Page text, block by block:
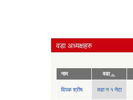
वडा अध्यक्षहरु
नाम वडा
दिपक श्रीष वडा न १ नेटा